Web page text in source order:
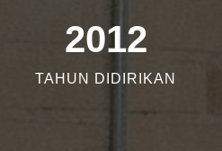
2012
TAHUN DIDIRIKAN